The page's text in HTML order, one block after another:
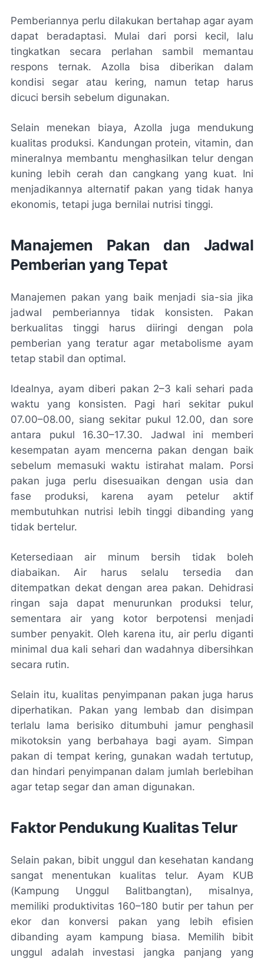
Pemberiannya perlu dilakukan bertahap agar ayam
dapat beradaptasi. Mulai dari porsi kecil, lalu
tingkatkan secara perlahan sambil memantau
respons ternak. Azolla bisa diberikan dalam
kondisi segar atau kering, namun tetap harus
dicuci bersih sebelum digunakan.
Selain menekan biaya, Azolla juga mendukung
kualitas produksi. Kandungan protein, vitamin, dan
mineralnya membantu menghasilkan telur dengan
kuning lebih cerah dan cangkang yang kuat. Ini
menjadikannya alternatif pakan yang tidak hanya
ekonomis, tetapi juga bernilai nutrisi tinggi.
Manajemen Pakan dan Jadwal
Pemberian yang Tepat
Manajemen pakan yang baik menjadi sia-sia jika
jadwal pemberiannya tidak konsisten. Pakan
berkualitas tinggi harus diiringi dengan pola
pemberian yang teratur agar metabolisme ayam
tetap stabil dan optimal.
Idealnya, ayam diberi pakan 2–3 kali sehari pada
waktu yang konsisten. Pagi hari sekitar pukul
07.00–08.00, siang sekitar pukul 12.00, dan sore
antara pukul 16.30–17.30. Jadwal ini memberi
kesempatan ayam mencerna pakan dengan baik
sebelum memasuki waktu istirahat malam. Porsi
pakan juga perlu disesuaikan dengan usia dan
fase produksi, karena ayam petelur aktif
membutuhkan nutrisi lebih tinggi dibanding yang
tidak bertelur.
Ketersediaan air minum bersih tidak boleh
diabaikan. Air harus selalu tersedia dan
ditempatkan dekat dengan area pakan. Dehidrasi
ringan saja dapat menurunkan produksi telur,
sementara air yang kotor berpotensi menjadi
sumber penyakit. Oleh karena itu, air perlu diganti
minimal dua kali sehari dan wadahnya dibersihkan
secara rutin.
Selain itu, kualitas penyimpanan pakan juga harus
diperhatikan. Pakan yang lembab dan disimpan
terlalu lama berisiko ditumbuhi jamur penghasil
mikotoksin yang berbahaya bagi ayam. Simpan
pakan di tempat kering, gunakan wadah tertutup,
dan hindari penyimpanan dalam jumlah berlebihan
agar tetap segar dan aman digunakan.
Faktor Pendukung Kualitas Telur
Selain pakan, bibit unggul dan kesehatan kandang
sangat menentukan kualitas telur. Ayam KUB
(Kampung Unggul Balitbangtan), misalnya,
memiliki produktivitas 160–180 butir per tahun per
ekor dan konversi pakan yang lebih efisien
dibanding ayam kampung biasa. Memilih bibit
unggul adalah investasi jangka panjang yang